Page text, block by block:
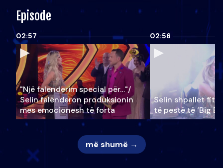
Episode
02:57
"Një falenderim special për…"/
Selin falënderon produksionin
mes emocionesh të forta
02:56
Selin shpallet
të pestë të ‘Big
më shumë →